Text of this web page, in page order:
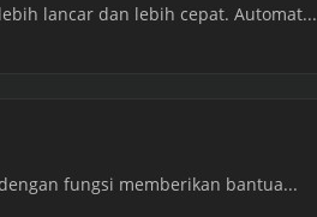
lancar dan lebih cepat. Automat...
fungsi memberikan bantua...